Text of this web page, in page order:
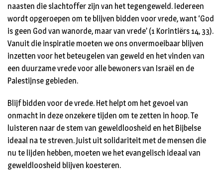
naasten die slachtoffer zijn van het tegengeweld. Iedereen
wordt opgeroepen om te blijven bidden voor vrede, want ‘God
is geen God van wanorde, maar van vrede’ (1 Korintiërs 14, 33).
Vanuit die inspiratie moeten we ons onvermoeibaar blijven
inzetten voor het beteugelen van geweld en het vinden van
een duurzame vrede voor alle bewoners van Israël en de
Palestijnse gebieden.
Blijf bidden voor de vrede. Het helpt om het gevoel van
onmacht in deze onzekere tijden om te zetten in hoop. Te
luisteren naar de stem van geweldloosheid en het Bijbelse
ideaal na te streven. Juist uit solidariteit met de mensen die
nu te lijden hebben, moeten we het evangelisch ideaal van
geweldloosheid blijven koesteren.